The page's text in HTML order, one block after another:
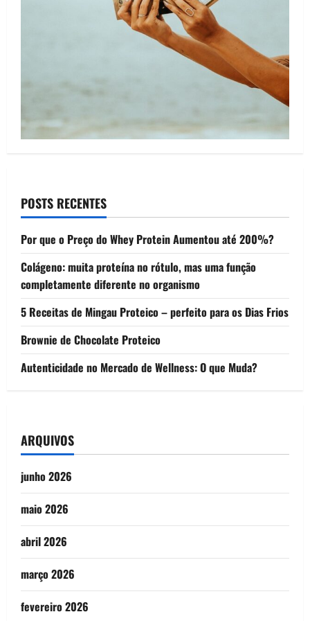
POSTS RECENTES
Por que o Preço do Whey Protein Aumentou até 200%?
Colágeno: muita proteína no rótulo, mas uma função
completamente diferente no organismo
5 Receitas de Mingau Proteico – perfeito para os Dias Frios
Brownie de Chocolate Proteico
Autenticidade no Mercado de Wellness: O que Muda?
ARQUIVOS
junho 2026
maio 2026
abril 2026
março 2026
fevereiro 2026